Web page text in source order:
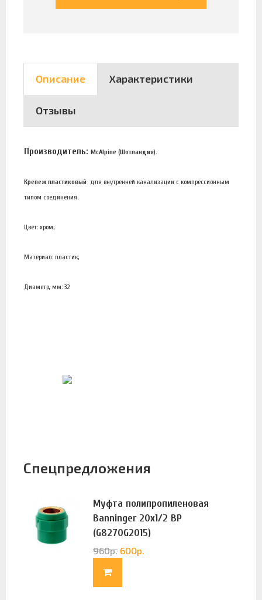
Описание Характеристики
Отзывы
Производитель: McAlpine (Шотландия).
Крепеж пластиковый для внутренней канализации с компрессионным
типом соединения.
Цвет: хром;
Материал: пластик;
Диаметр, мм: 32
Спецпредложения
Муфта полипропиленовая
Banninger 20х1/2 ВР
(G8270G2015)
960р. 600р.